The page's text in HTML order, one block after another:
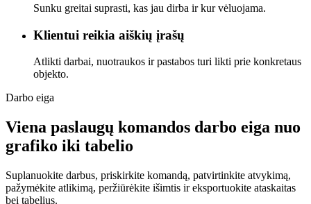
Sunku greitai suprasti, kas jau dirba ir kur vėluojama.
Klientui reikia aiškių įrašų
Atlikti darbai, nuotraukos ir pastabos turi likti prie konkretaus
objekto.
Darbo eiga
Viena paslaugų komandos darbo eiga nuo
grafiko iki tabelio
Suplanuokite darbus, priskirkite komandą, patvirtinkite atvykimą,
pažymėkite atlikimą, peržiūrėkite išimtis ir eksportuokite ataskaitas
bei tabelius.